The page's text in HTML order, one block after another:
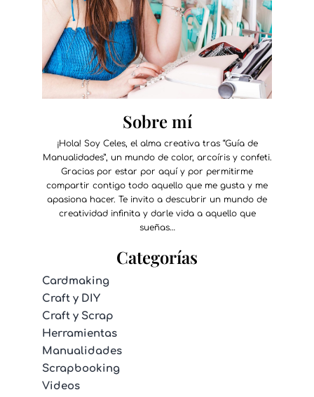
Sobre mí
¡Hola! Soy Celes, el alma creativa tras “Guía de
Manualidades”, un mundo de color, arcoíris y confeti.
Gracias por estar por aquí y por permitirme
compartir contigo todo aquello que me gusta y me
apasiona hacer. Te invito a descubrir un mundo de
creatividad infinita y darle vida a aquello que
sueñas…
Categorías
Cardmaking
Craft y DIY
Craft y Scrap
Herramientas
Manualidades
Scrapbooking
Videos